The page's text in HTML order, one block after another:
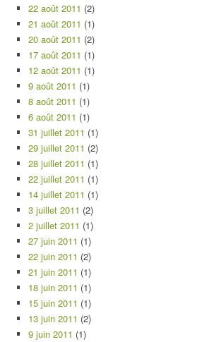
22 août 2011 (2)
21 août 2011 (1)
20 août 2011 (2)
17 août 2011 (1)
12 août 2011 (1)
9 août 2011 (1)
8 août 2011 (1)
6 août 2011 (1)
31 juillet 2011 (1)
29 juillet 2011 (2)
28 juillet 2011 (1)
22 juillet 2011 (1)
14 juillet 2011 (1)
3 juillet 2011 (2)
2 juillet 2011 (1)
27 juin 2011 (1)
22 juin 2011 (2)
21 juin 2011 (1)
18 juin 2011 (1)
15 juin 2011 (1)
13 juin 2011 (2)
9 juin 2011 (1)